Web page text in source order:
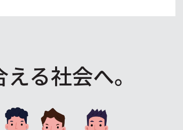
る社会へ。